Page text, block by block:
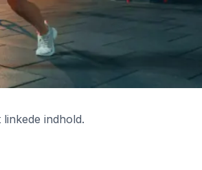
indhold.